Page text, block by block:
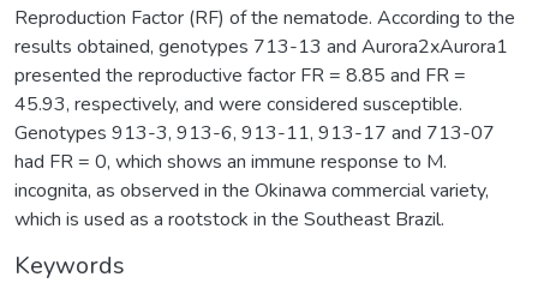
Reproduction Factor (RF) of the nematode. According to the
results obtained, genotypes 713-13 and Aurora2xAurora1
presented the reproductive factor FR = 8.85 and FR =
45.93, respectively, and were considered susceptible.
Genotypes 913-3, 913-6, 913-11, 913-17 and 713-07
had FR = 0, which shows an immune response to M.
incognita, as observed in the Okinawa commercial variety,
which is used as a rootstock in the Southeast Brazil.
Keywords